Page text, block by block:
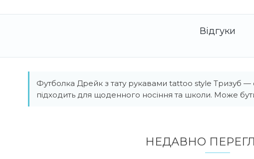
Футболка Дрейк з тату рукавами tattoo style Тризуб —
підходить для щоденного носіння та школи. Може
НЕДАВНО